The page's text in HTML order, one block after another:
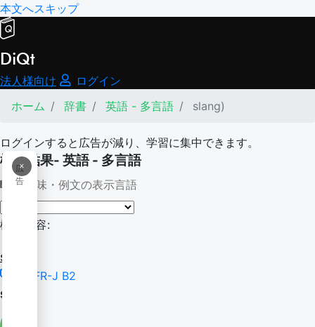
本文へスキップ
DiQt
法人様向け
ログイン
ホーム
辞書 英語 - 多言語 slang)
ログインすると広告が減り、学習に集中できます。
×
広
告
検索結果- 英語 - 多言語
意味・例文の表示言語
検索内容:
slang)
CEFR-J B2
slang